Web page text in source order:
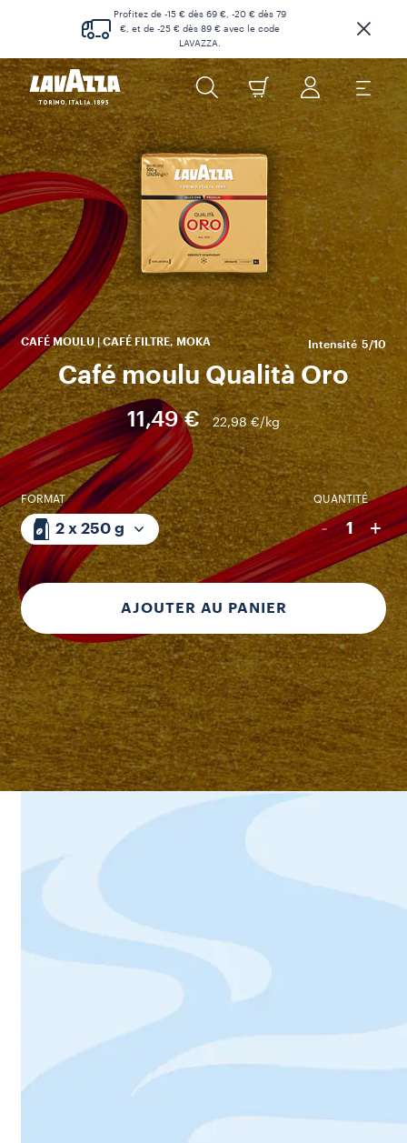
Profitez de -15 € dès 69 €, -20 € dès 79
€, et de -25 € dès 89 € avec le code
LAVAZZA.
CAFÉ MOULU | CAFÉ FILTRE, MOKA Intensité 5/10
Café moulu Qualità Oro
11,49 € 22,98 €/kg
FORMAT
2 x 250 g
QUANTITÉ
- 1 +
AJOUTER AU PANIER